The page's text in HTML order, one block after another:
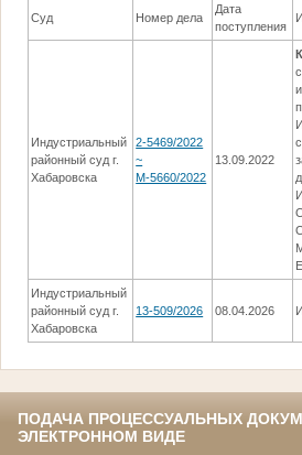
Суд Номер дела
Дата
поступления
Индустриальный
районный суд г.
Хабаровска
2-5469/2022
~
М-5660/2022
13.09.2022
Индустриальный
районный суд г.
Хабаровска
13-509/2026 08.04.2026
ПОДАЧА ПРОЦЕССУАЛЬНЫХ
ЭЛЕКТРОННОМ ВИДЕ